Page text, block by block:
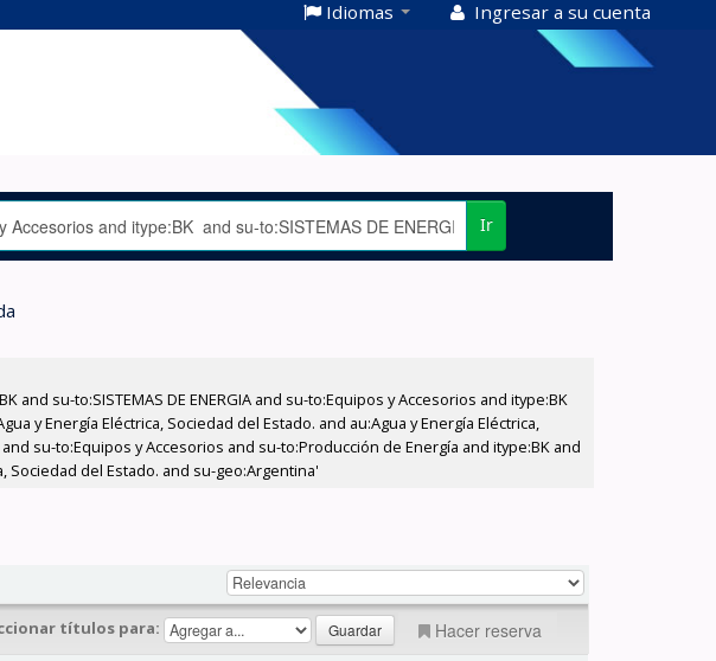
Idiomas Ingresar a su cuenta
Ir
su-to:SISTEMAS DE ENERGIA and su-to:Equipos y Accesorios and itype:BK
y Energía Eléctrica, Sociedad del Estado. and au:Agua y Energía Eléctrica,
su-to:Equipos y Accesorios and su-to:Producción de Energía and itype:BK and
Sociedad del Estado. and su-geo:Argentina'
títulos para: Hacer reserva